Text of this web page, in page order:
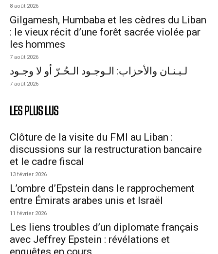
8 août 2026
Gilgamesh, Humbaba et les cèdres du Liban
: le vieux récit d’une forêt sacrée violée par
les hommes
7 août 2026
لـبـنـان والأحزاب: الـوجـود الـحُـرّ أو لا وجـود
7 août 2026
LES PLUS LUS
Clôture de la visite du FMI au Liban :
discussions sur la restructuration bancaire
et le cadre fiscal
13 février 2026
L’ombre d’Epstein dans le rapprochement
entre Émirats arabes unis et Israël
11 février 2026
Les liens troubles d’un diplomate français
avec Jeffrey Epstein : révélations et